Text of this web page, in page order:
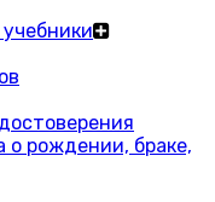
о рождении, браке,